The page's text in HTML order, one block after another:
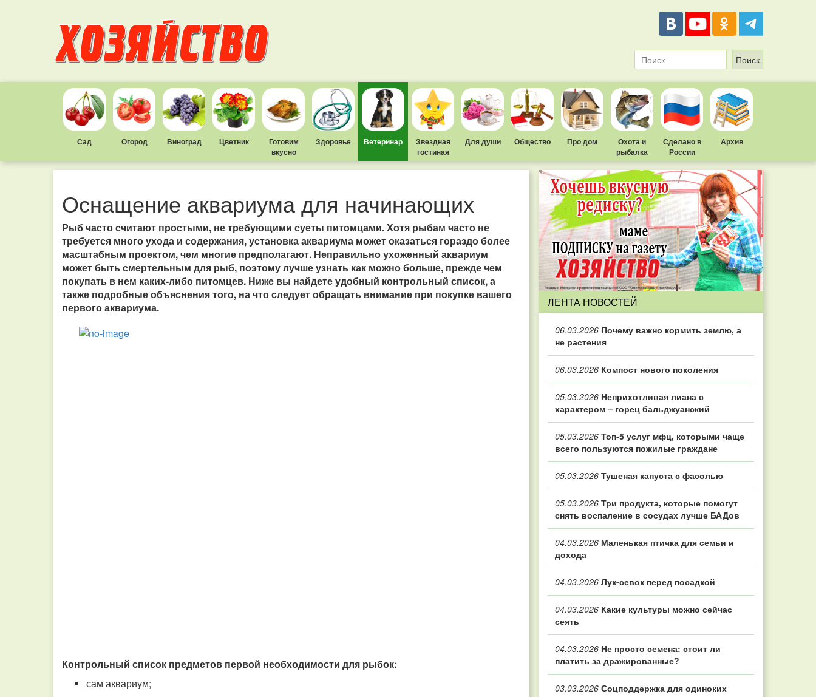
Сад Огород Виноград Цветник
Готовим
вкусно
Здоровье Ветеринар
Звездная
гостиная
Для души Общество Про дом
Охота и
рыбалка
Сделано в
России
Архив
Оснащение аквариума для начинающих
Рыб часто считают простыми, не требующими суеты питомцами. Хотя рыбам часто не
требуется много ухода и содержания, установка аквариума может оказаться гораздо более
масштабным проектом, чем многие предполагают. Неправильно ухоженный аквариум
может быть смертельным для рыб, поэтому лучше узнать как можно больше, прежде чем
покупать в нем каких-либо питомцев. Ниже вы найдете удобный контрольный список, а
также подробные объяснения того, на что следует обращать внимание при покупке вашего
первого аквариума.
Контрольный список предметов первой необходимости для рыбок:
сам аквариум;
ЛЕНТА НОВОСТЕЙ
06.03.2026 Почему важно кормить землю, а
не растения
06.03.2026 Компост нового поколения
05.03.2026 Неприхотливая лиана с
характером – горец бальджуанский
05.03.2026 Топ‑5 услуг мфц, которыми чаще
всего пользуются пожилые граждане
05.03.2026 Тушеная капуста с фасолью
05.03.2026 Три продукта, которые помогут
снять воспаление в сосудах лучше БАДов
04.03.2026 Маленькая птичка для семьи и
дохода
04.03.2026 Лук-севок перед посадкой
04.03.2026 Какие культуры можно сейчас
сеять
04.03.2026 Не просто семена: стоит ли
платить за дражированные?
03.03.2026 Соцподдержка для одиноких